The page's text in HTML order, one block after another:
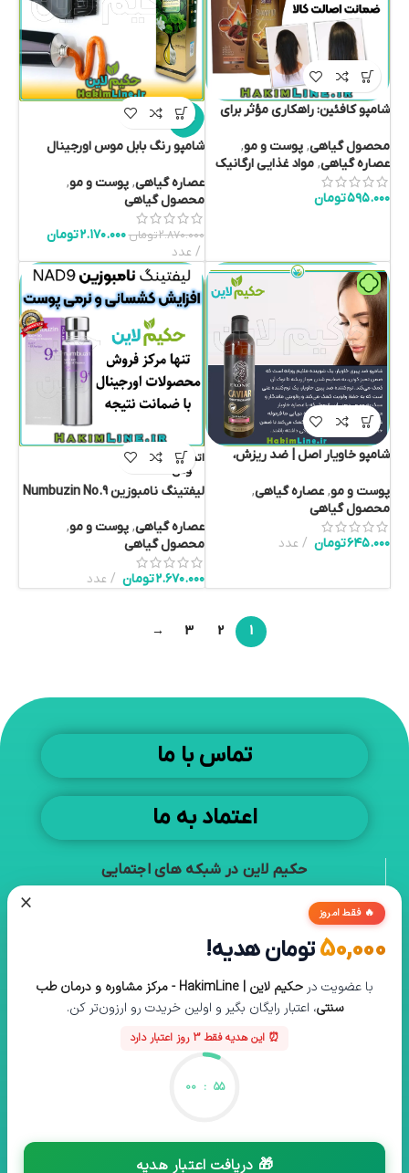
شامپو کافئین: راهکاری مؤثر برای
(نمایندگی اصلی فروش)
محصول گیاهی, پوست و مو,
عصاره گیاهی, مواد غذایی ارگانیک
۵۹۵.۰۰۰تومان
حراج
شامپو رنگ بابل موس اورجینال
سفیدی مو (نمایندگی حکیم لاین)
عصاره گیاهی, پوست و مو,
محصول گیاهی
۲.۸۷۰.۰۰۰تومان۲.۱۷۰.۰۰۰تومان
عدد
شامپو خاویار اصل | ضد ریزش،
نمایندگی رسمی حکیم لاین
پوست و مو, عصاره گیاهی,
محصول گیاهی
۶۴۵.۰۰۰تومان عدد
اتمام موج
ودی
لیفتینگ نامبوزین Numbuzin No.9
اصالت کالا)
عصاره گیاهی, پوست و مو,
محصول گیاهی
۲.۶۷۰.۰۰۰تومان عدد
1
2
3
→
تماس با ما
اعتماد به ما
حکیم لاین در شبکه های اجتمایی
مجوز های فعالیت
× 🔥 فقط امروز
50,000تومان هدیه!
با عضویت در
حکیم لاین | HakimLine - مرکز مشاوره و درمان طب
سنتی، اعتبار رایگان بگیر و اولین خریدت رو ارزون‌تر کن.
⏰ این هدیه فقط 3 روز اعتبار دارد
55
:
00
🎁 دریافت اعتبار هدیه